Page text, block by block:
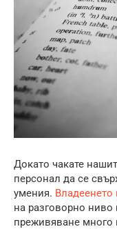
Докато чакате
персонал да се
умения. Владеенето
на разговорно
преживяване много